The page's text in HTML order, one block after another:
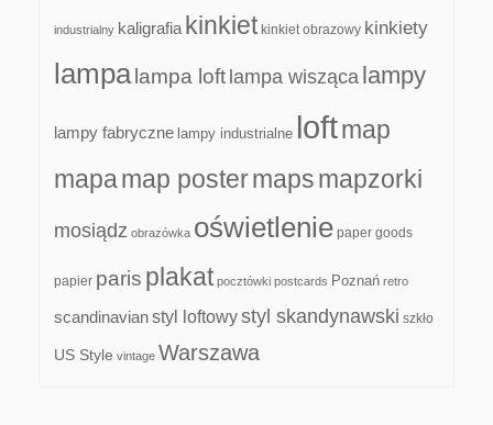
industrialny kaligrafia kinkiet kinkiet obrazowy kinkiety
lampa lampa loft lampa wisząca lampy
lampy fabryczne lampy industrialne loftmap
mapamap postermapsmapzorki
mosiądz obrazówka oświetlenie paper goods
papier paris plakat pocztówki postcards Poznań retro
scandinavianstyl loftowystyl skandynawski szkło
US Style vintage Warszawa